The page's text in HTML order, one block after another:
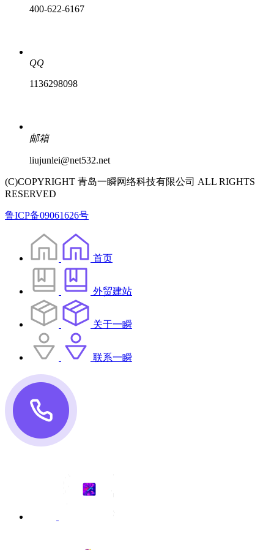
400-622-6167
QQ
1136298098
邮箱
liujunlei@net532.net
(C)COPYRIGHT 青岛一瞬网络科技有限公司 ALL RIGHTS
RESERVED
鲁ICP备09061626号
首页
外贸建站
关于一瞬
联系一瞬